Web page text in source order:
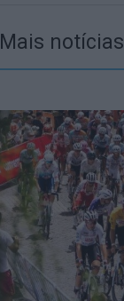
Mais notícias